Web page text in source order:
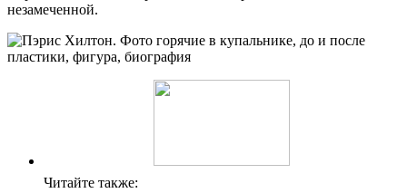
незамеченной.
Читайте также: